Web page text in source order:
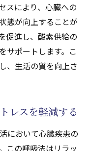
スにより、心臓への
態が向上することが
促進し、酸素供給の
サポートします。こ
、生活の質を向上さ
レスを軽減する
において心臓疾患の
この呼吸法はリラッ